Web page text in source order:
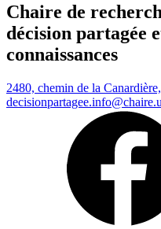
Chaire de
décision partagée
connaissances
2480, chemin de la Canardière,